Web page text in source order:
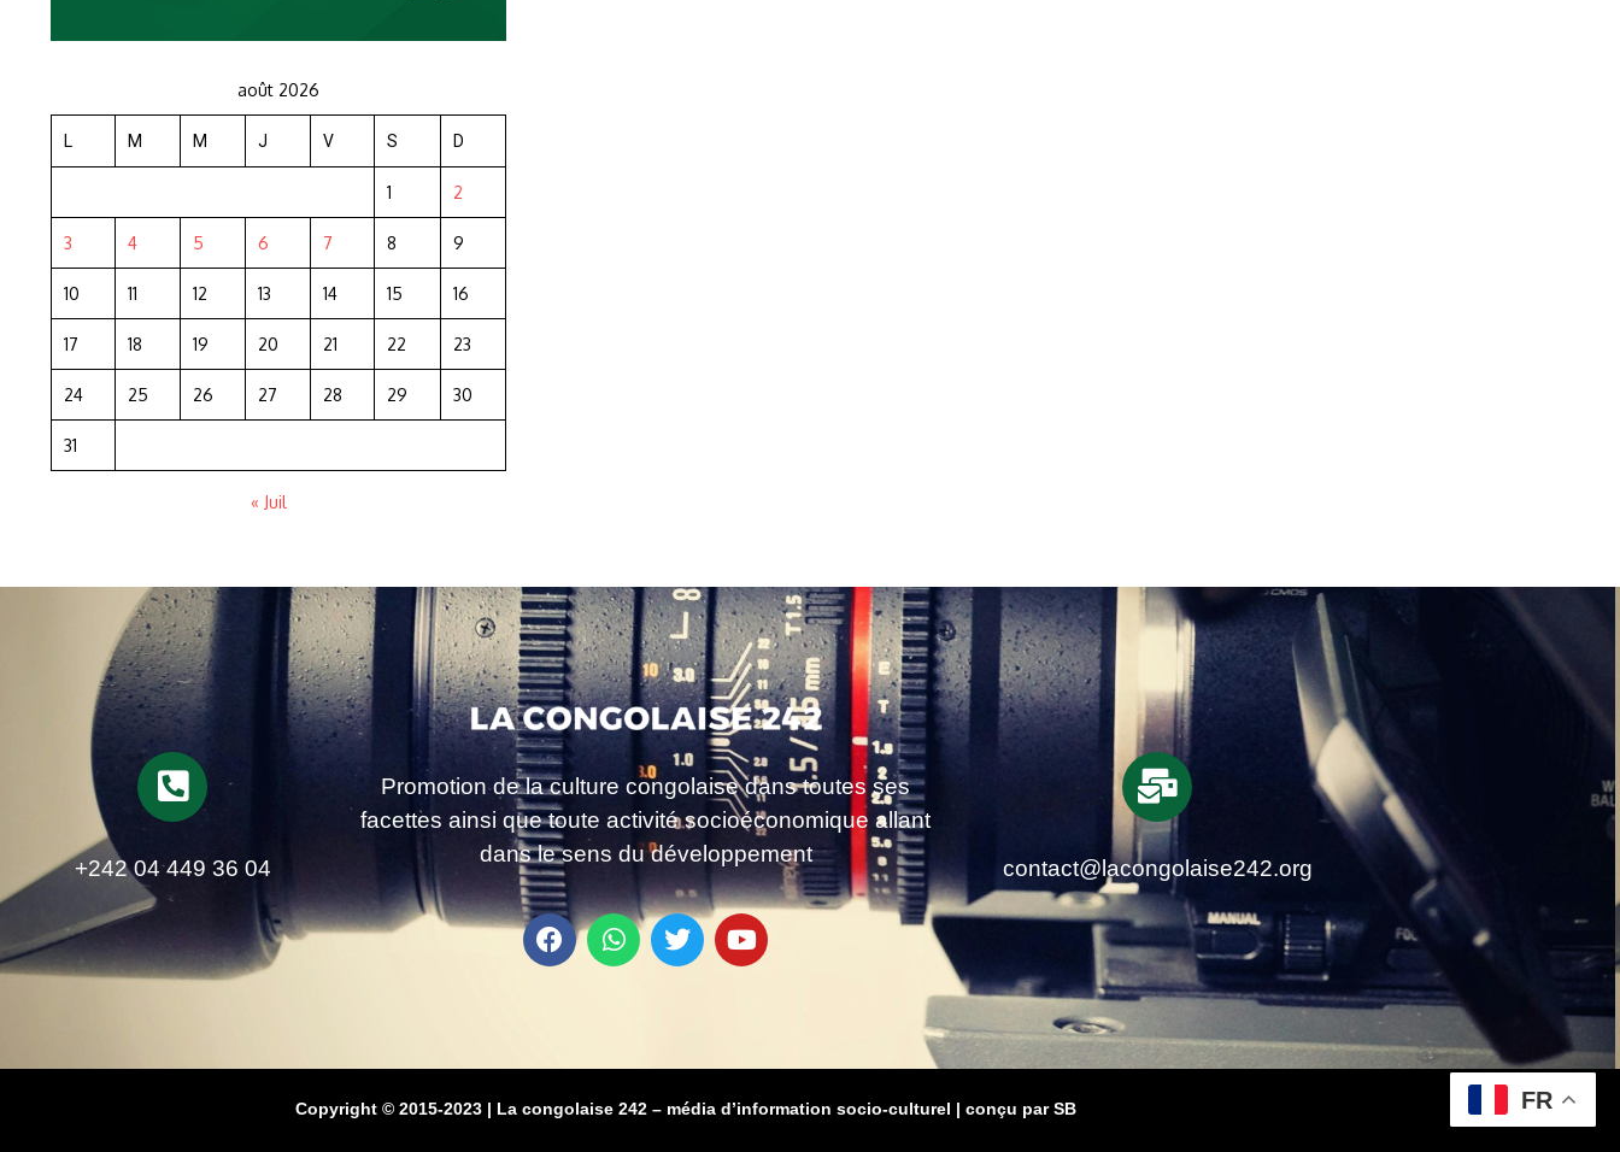
août 2026
L M M J V S D
1 2
3 4 5 6 7 8 9
10 11 12 13 14 15 16
17 18 19 20 21 22 23
24 25 26 27 28 29 30
31
« Juil
+242 04 449 36 04
Promotion de la culture congolaise dans toutes ses
facettes ainsi que toute activité socioéconomique allant
dans le sens du développement
contact@lacongolaise242.org
Copyright © 2015-2023 | La congolaise 242 – média d’information socio-culturel | conçu par SB FR